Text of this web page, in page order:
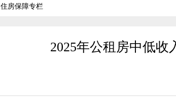
住房保障专栏
2025年公租房中低